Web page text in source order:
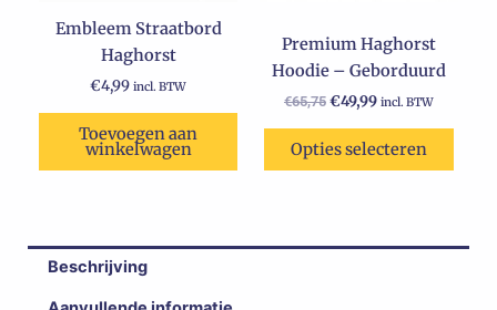
Embleem Straatbord
Haghorst
€4,99 incl. BTW
Toevoegen aan
winkelwagen
Premium Haghorst
Hoodie – Geborduurd
€65,75 €49,99 incl. BTW
Opties selecteren
worden
op
de
productpagina
Beschrijving